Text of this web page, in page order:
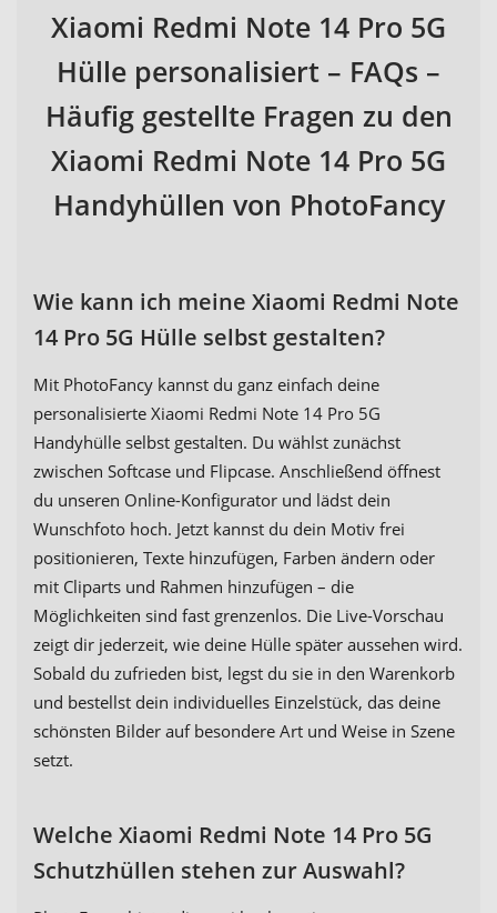
Xiaomi Redmi Note 14 Pro 5G
Hülle personalisiert – FAQs –
Häufig gestellte Fragen zu den
Xiaomi Redmi Note 14 Pro 5G
Handyhüllen von PhotoFancy
Wie kann ich meine Xiaomi Redmi Note
14 Pro 5G Hülle selbst gestalten?
Mit PhotoFancy kannst du ganz einfach deine
personalisierte Xiaomi Redmi Note 14 Pro 5G
Handyhülle selbst gestalten. Du wählst zunächst
zwischen Softcase und Flipcase. Anschließend öffnest
du unseren Online-Konfigurator und lädst dein
Wunschfoto hoch. Jetzt kannst du dein Motiv frei
positionieren, Texte hinzufügen, Farben ändern oder
mit Cliparts und Rahmen hinzufügen – die
Möglichkeiten sind fast grenzenlos. Die Live-Vorschau
zeigt dir jederzeit, wie deine Hülle später aussehen wird.
Sobald du zufrieden bist, legst du sie in den Warenkorb
und bestellst dein individuelles Einzelstück, das deine
schönsten Bilder auf besondere Art und Weise in Szene
setzt.
Welche Xiaomi Redmi Note 14 Pro 5G
Schutzhüllen stehen zur Auswahl?